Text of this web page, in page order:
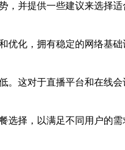
并提供一些建议来选择适
优化，拥有稳定的网络基
。这对于直播平台和在线
选择，以满足不同用户的